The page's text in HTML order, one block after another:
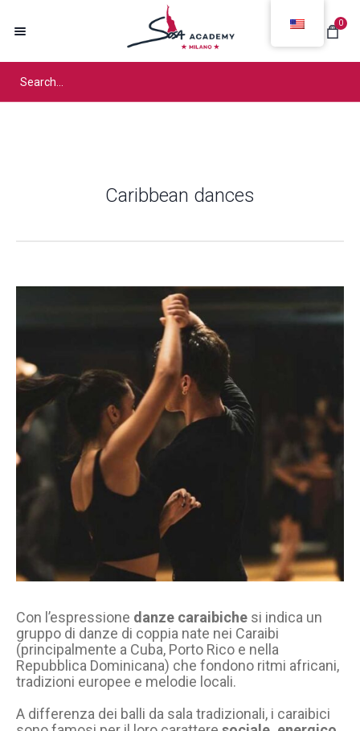
0
Caribbean dances
Con l’espressione danze caraibiche si indica un
gruppo di danze di coppia nate nei Caraibi
(principalmente a Cuba, Porto Rico e nella
Repubblica Dominicana) che fondono ritmi africani,
tradizioni europee e melodie locali.
A differenza dei balli da sala tradizionali, i caraibici